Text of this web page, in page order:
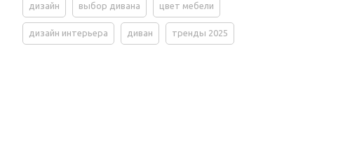
дизайн выбор дивана цвет мебели
дизайн интерьера диван тренды 2025